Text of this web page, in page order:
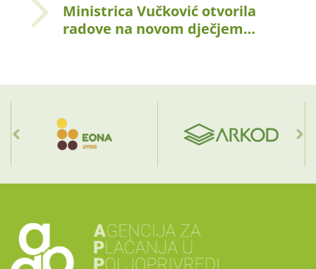
Ministrica Vučković otvorila
radove na novom dječjem…